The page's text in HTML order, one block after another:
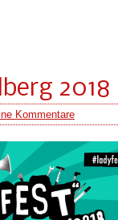
2018
Kommentare